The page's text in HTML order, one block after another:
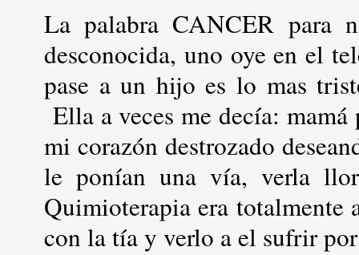
La palabra CANCER para
desconocida, uno oye en el
pase a un hijo es lo mas
Ella a veces me decía:
mi corazón destrozado
le ponían una vía, verla
Quimioterapia era
con la tía y verlo a el sufrir